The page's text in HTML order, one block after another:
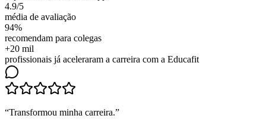
4.9/5
média de avaliação
94%
recomendam para colegas
+20 mil
profissionais já aceleraram a carreira com a Educafit
“Transformou minha carreira.”